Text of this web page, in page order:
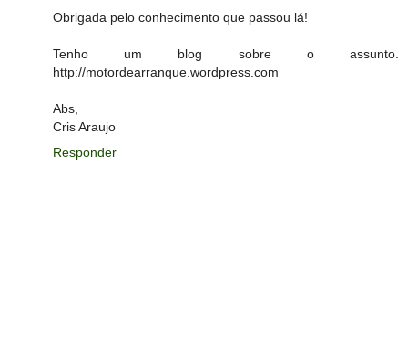
Obrigada pelo conhecimento que passou lá!
Tenho um blog sobre o assunto.
http://motordearranque.wordpress.com
Abs,
Cris Araujo
Responder